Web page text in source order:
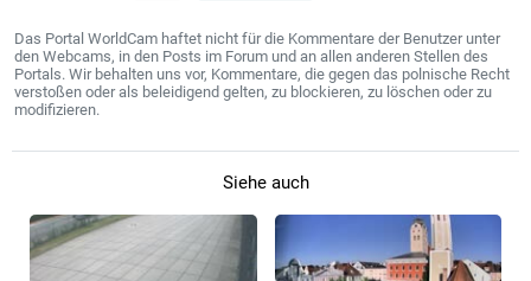
Das Portal WorldCam haftet nicht für die Kommentare der Benutzer unter
den Webcams, in den Posts im Forum und an allen anderen Stellen des
Portals. Wir behalten uns vor, Kommentare, die gegen das polnische Recht
verstoßen oder als beleidigend gelten, zu blockieren, zu löschen oder zu
modifizieren.
Siehe auch